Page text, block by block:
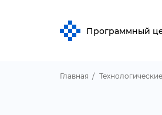
Программный
Главная